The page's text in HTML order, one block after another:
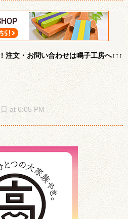
注文・お問い合わせは鳴子工房へ↑↑↑
at 6:05 PM